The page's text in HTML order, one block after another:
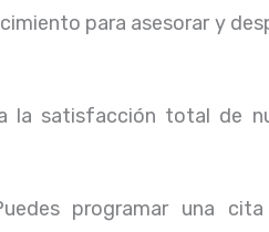
para asesorar y
la satisfacción total de
programar una